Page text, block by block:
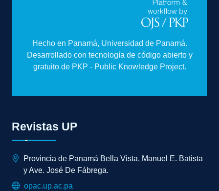
Hecho en Panamá, Universidad de Panamá.
Desarrollado con tecnología de código abierto y
gratuito de PKP - Public Knowledge Project.
Revistas UP
Provincia de Panamá Bella Vista, Manuel E. Batista
y Ave. José De Fábrega.
opac.up.ac.pa